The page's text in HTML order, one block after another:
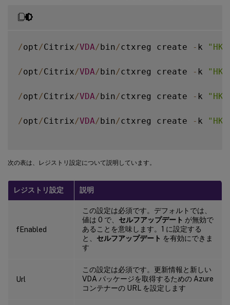
/opt /Citrix/VDA/bin/ctxreg create - k
/opt /Citrix/VDA/bin/ctxreg create - k
/opt /Citrix/VDA/bin/ctxreg create - k
/opt /Citrix/VDA/bin/ctxreg create - k
次の表は、レジストリ設定について説明しています。
レジストリ設定 説明
fEnabled
この設定は必須です。デフォルトでは、
値は 0 で、 セルフアップデート が無効で
あることを意味します。1 に設定する
と、 セルフアップデート を有効にできま
す
Url
この設定は必須です。更新情報と新しい
VDA パッケージを取得するための Azure
コンテナーの URL を設定します